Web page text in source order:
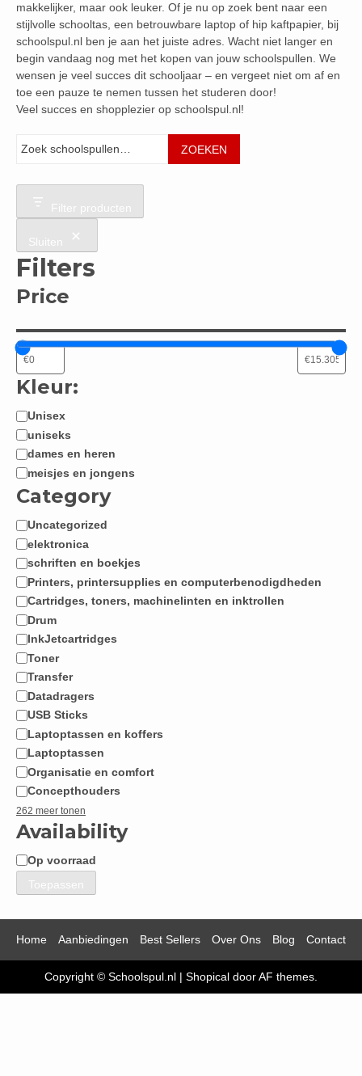
makkelijker, maar ook leuker. Of je nu op zoek bent naar een
stijlvolle schooltas, een betrouwbare laptop of hip kaftpapier, bij
schoolspul.nl ben je aan het juiste adres. Wacht niet langer en
begin vandaag nog met het kopen van jouw schoolspullen. We
wensen je veel succes dit schooljaar – en vergeet niet om af en
toe een pauze te nemen tussen het studeren door!
Veel succes en shopplezier op schoolspul.nl!
Zoeken
ZOEKEN
Filter producten
Sluiten
Filters
Price
Kleur:
Jongen
/
Meisje:
Unisex
uniseks
dames en heren
meisjes en jongens
Category
Categorie
Uncategorized
elektronica
schriften en boekjes
Printers, printersupplies en computerbenodigdheden
Cartridges, toners, machinelinten en inktrollen
Drum
InkJetcartridges
Toner
Transfer
Datadragers
USB Sticks
Laptoptassen en koffers
Laptoptassen
Organisatie en comfort
Concepthouders
262 meer tonen
Availability
Beschikbaarheid
Op voorraad
Toepassen
Home Aanbiedingen Best Sellers Over Ons Blog Contact
Copyright © Schoolspul.nl | Shopical door AF themes.